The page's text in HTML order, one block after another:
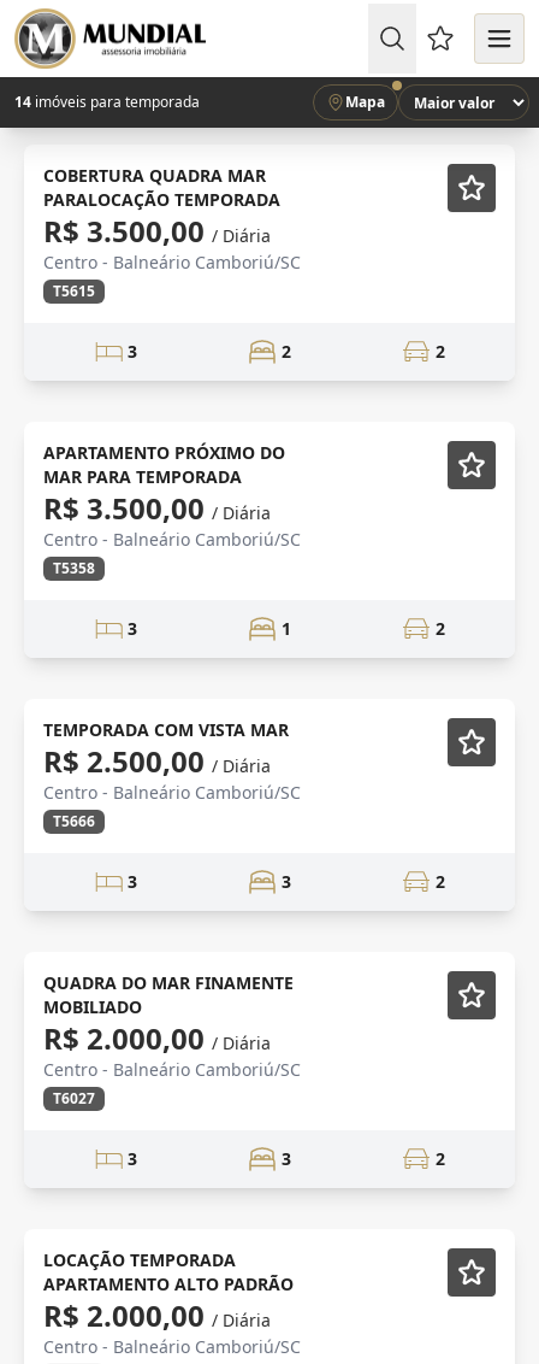
Favoritos
14 imóveis para temporada Mapa
LINDA VISTA Mobiliado
COBERTURA QUADRA MAR
PARALOCAÇÃO TEMPORADA
R$ 3.500,00 / Diária
Centro - Balneário Camboriú/SC
T5615
3 2 2
LOCAÇÃO Mobiliado
APARTAMENTO PRÓXIMO DO
MAR PARA TEMPORADA
R$ 3.500,00 / Diária
Centro - Balneário Camboriú/SC
T5358
3 1 2
ALTO PADRÃO Mobiliado
TEMPORADA COM VISTA MAR
R$ 2.500,00 / Diária
Centro - Balneário Camboriú/SC
T5666
3 3 2
quadra mar
QUADRA DO MAR FINAMENTE
MOBILIADO
R$ 2.000,00 / Diária
Centro - Balneário Camboriú/SC
T6027
3 3 2
TEMPORADA Mobiliado
LOCAÇÃO TEMPORADA
APARTAMENTO ALTO PADRÃO
R$ 2.000,00 / Diária
Centro - Balneário Camboriú/SC